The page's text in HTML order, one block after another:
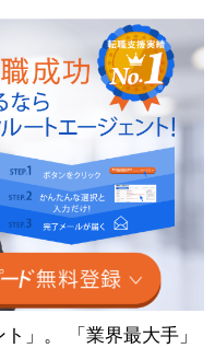
」。 「業界最大手」